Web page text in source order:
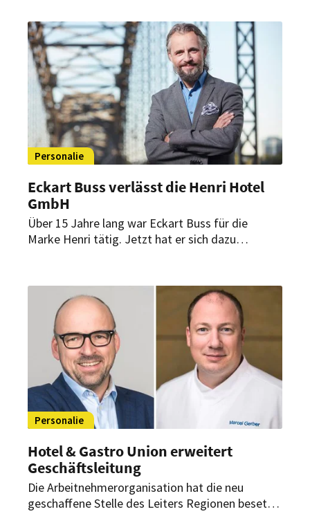
Erfahrung in der internationalen Hotellerie mit.
Personalie
Eckart Buss verlässt die Henri Hotel
GmbH
Über 15 Jahre lang war Eckart Buss für die
Marke Henri tätig. Jetzt hat er sich dazu
Personalie
Hotel & Gastro Union erweitert
Geschäftsleitung
Die Arbeitnehmerorganisation hat die neu
geschaffene Stelle des Leiters Regionen besetzt.